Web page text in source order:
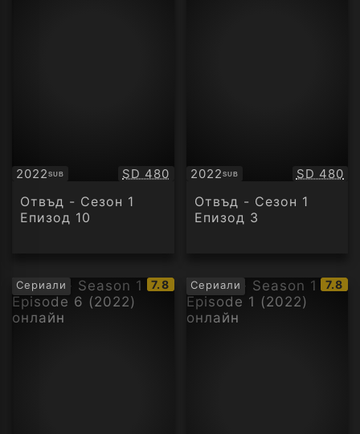
2022SUB
Субтитри Качество:
SD 480
Отвъд - Сезон 1
Епизод 10
2022SUB
Субтитри SD 480
Отвъд - Сезон 1
Епизод 3
Сериали
IMDb
рейтинг:
7.8 Сериали
IMDb
7.8